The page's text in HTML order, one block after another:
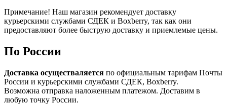
Примечание! Наш магазин рекомендует доставку
курьерскими службами СДЕК и Boxberry, так как они
предоставляют более быструю доставку и приемлемые цены.
По России
Доставка осуществаляется по официальным тарифам Почты
России и курьерскими службами СДЕК, Boxberry.
Возможна отправка наложенным платежом. Доставим в
любую точку России.